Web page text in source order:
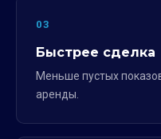
03
Быстрее сделка
Меньше пустых
аренды.